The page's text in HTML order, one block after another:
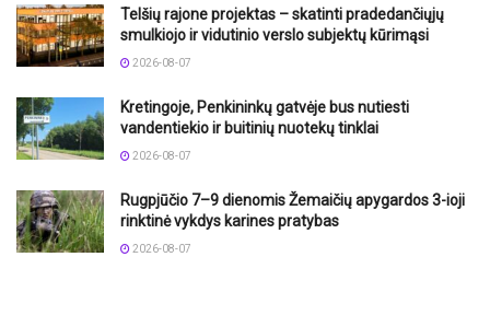
Telšių rajone projektas – skatinti pradedančiųjų
smulkiojo ir vidutinio verslo subjektų kūrimąsi
2026-08-07
Kretingoje, Penkininkų gatvėje bus nutiesti
vandentiekio ir buitinių nuotekų tinklai
2026-08-07
Rugpjūčio 7–9 dienomis Žemaičių apygardos 3-ioji
rinktinė vykdys karines pratybas
2026-08-07